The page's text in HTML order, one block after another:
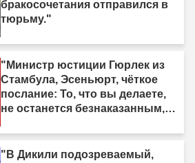
бракосочетания отправился в
тюрьму."
"Министр юстиции Гюрлек из
Стамбула, Эсеньюрт, чёткое
послание: То, что вы делаете,
не останется безнаказанным,
"В Дикили подозреваемый,